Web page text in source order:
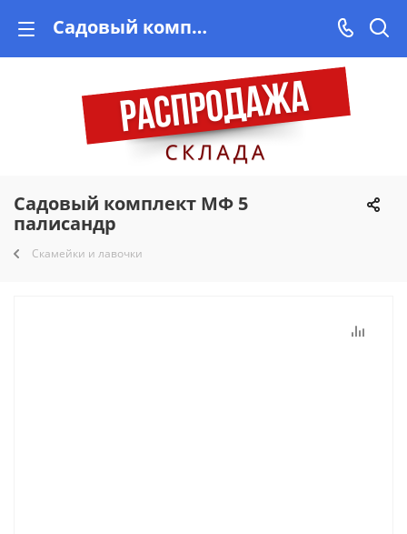
Садовый комплект МФ 5 палисандр купить недорого на Vishop.by, рассрочка!
Садовый комплект МФ 5
палисандр
Скамейки и лавочки